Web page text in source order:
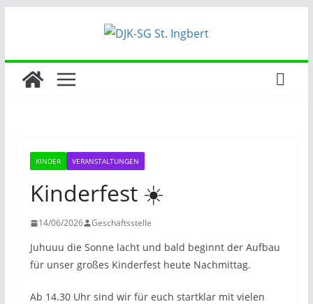
KINDER VERANSTALTUNGEN
Kinderfest ☀️
14/06/2026 Geschäftsstelle
Juhuuu die Sonne lacht und bald beginnt der Aufbau
für unser großes Kinderfest heute Nachmittag.
Ab 14.30 Uhr sind wir für euch startklar mit vielen